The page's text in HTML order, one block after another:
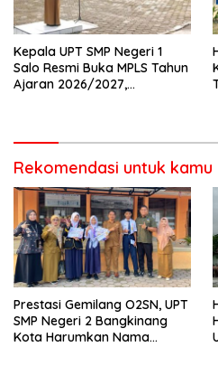
Kepala UPT SMP Negeri 1
Salo Resmi Buka MPLS Tahun
Ajaran 2026/2027,
Rekomendasi untuk kamu
Prestasi Gemilang O2SN, UPT
SMP Negeri 2 Bangkinang
Kota Harumkan Nama